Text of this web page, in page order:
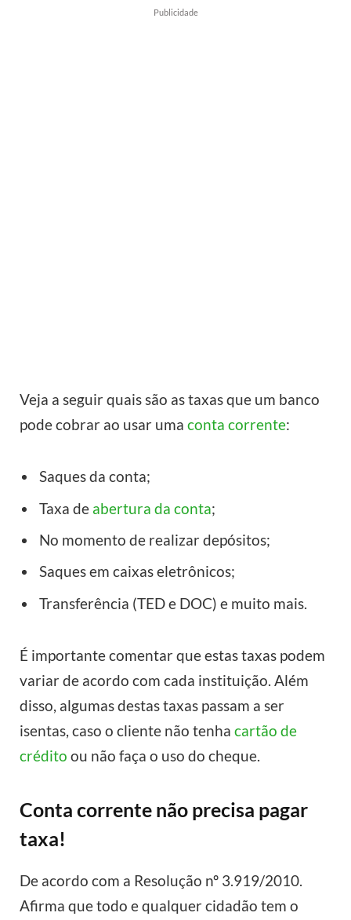
Publicidade
Veja a seguir quais são as taxas que um banco
pode cobrar ao usar uma conta corrente:
Saques da conta;
Taxa de abertura da conta;
No momento de realizar depósitos;
Saques em caixas eletrônicos;
Transferência (TED e DOC) e muito mais.
É importante comentar que estas taxas podem
variar de acordo com cada instituição. Além
disso, algumas destas taxas passam a ser
isentas, caso o cliente não tenha cartão de
crédito ou não faça o uso do cheque.
Conta corrente não precisa pagar
taxa!
De acordo com a Resolução nº 3.919/2010.
Afirma que todo e qualquer cidadão tem o